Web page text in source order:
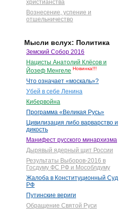
христианства
Вознесение, успение и
отшельничество
Мысли вслух: Политика
Земский Собор 2016
Нацисты Анатолий Клёсов и
Йозеф Менгеле Новинка!!!
Что означает «москаль»?
Убей в себе Ленина
Кибервойна
Программа «Великая Русь»
Цивилизация либо варварство и
дикость
Манифест русского минархизма
Дырявый ядерный щит России
Результаты Выборов-2016 в
Госдуму ФС РФ и Мособлдуму
Жалоба в Конституционный Суд
РФ
Путинские вериги
Обращение Святой Руси